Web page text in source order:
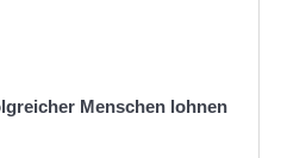
Menschen lohnen